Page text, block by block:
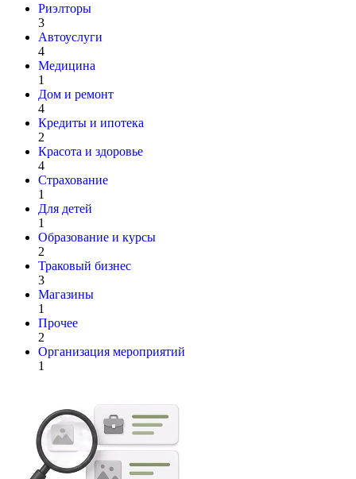
Риэлторы
3
Автоуслуги
4
Медицина
1
Дом и ремонт
4
Кредиты и ипотека
2
Красота и здоровье
4
Страхование
1
Для детей
1
Образование и курсы
2
Траковый бизнес
3
Магазины
1
Прочее
2
Организация мероприятий
1